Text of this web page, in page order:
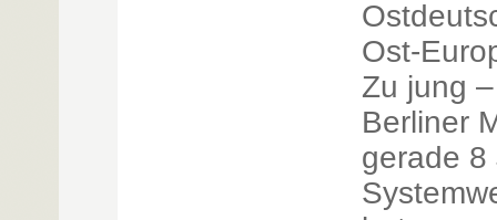
Ost-
Zu jung
Berliner
gerade 8